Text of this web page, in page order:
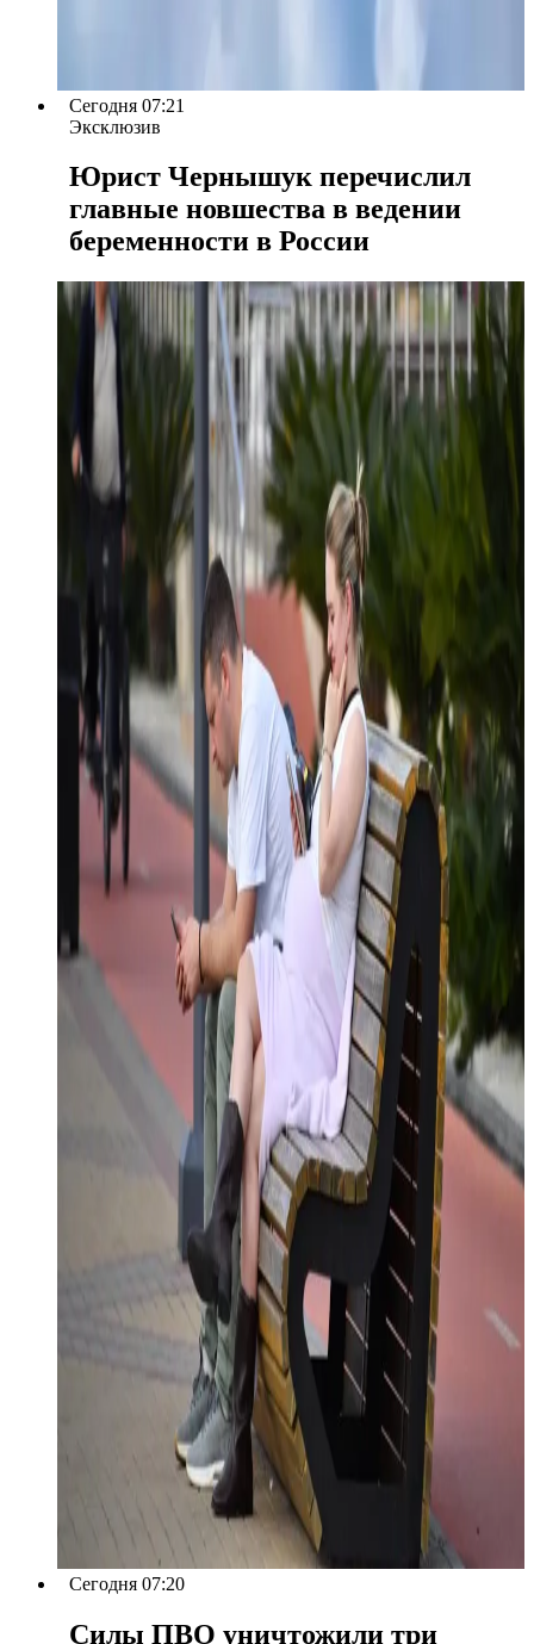
Сегодня 07:21
Эксклюзив
Юрист Чернышук перечислил
главные новшества в ведении
беременности в России
Сегодня 07:20
Силы ПВО уничтожили три